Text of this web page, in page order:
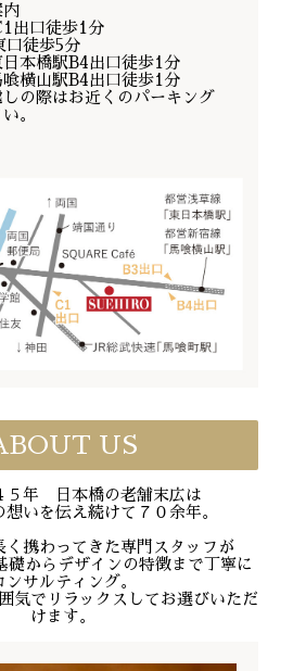
内
出口徒歩1分
口徒歩5分
本橋駅B4出口徒歩1分
横山駅B4出口徒歩1分
の際はお近くのパーキング
。
US
５年 日本橋の老舗末広は
想いを伝え続けて７０余年。
く携わってきた専門スタッフが
礎からデザインの特徴まで丁寧に
ンサルティング。
気でリラックスしてお選びいただ
けます。